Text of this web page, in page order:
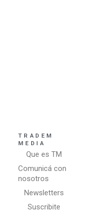
TRADEM
MEDIA
Que es TM
Comunicá con
nosotros
Newsletters
Suscribite